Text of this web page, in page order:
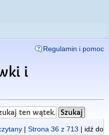
Regulamin i pomoc
i
| Strona 36 z 713 | idź do